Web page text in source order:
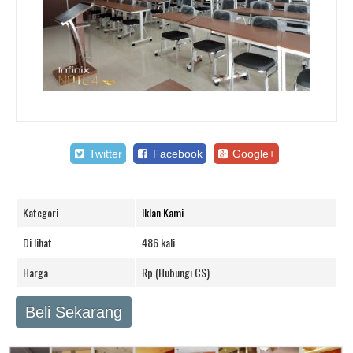
Twitter Facebook Google+
Kategori
Iklan Kami
Di lihat
486 kali
Harga
Rp (Hubungi CS)
Beli Sekarang